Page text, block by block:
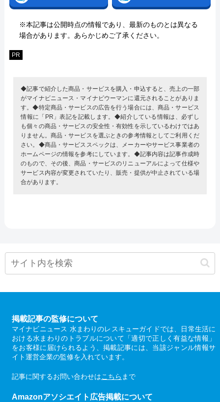
※本記事は公開時点の情報であり、最新のものとは異なる
場合があります。あらかじめご了承ください。
PR
◆記事で紹介した商品・サービスを購入・申込すると、売上の一部
がマイナビニュース・マイナビウーマンに還元されることがありま
す。◆特定商品・サービスの広告を行う場合には、商品・サービス
情報に「PR」表記を記載します。◆紹介している情報は、必ずし
も個々の商品・サービスの安全性・有効性を示しているわけではあ
りません。商品・サービスを選ぶときの参考情報としてご利用くだ
さい。◆商品・サービススペックは、メーカーやサービス事業者の
ホームページの情報を参考にしています。◆記事内容は記事作成時
のもので、その後、商品・サービスのリニューアルによって仕様や
サービス内容が変更されていたり、販売・提供が中止されている場
合があります。
掲載記事の監修について
マイナビニュース 水まわりのレスキューガイドでは、日常生活に
おける水まわりのトラブルについて「適切で正しく有益な情報」
をお客様に届けられるよう、掲載記事には、当該ジャンル情報サ
イト運営企業の監修を入れています。
記事に関するお問い合わせはこちら まで
Amazonアソシエイト広告掲載について